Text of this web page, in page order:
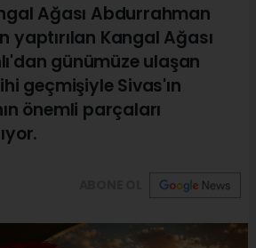
Ağası Abdurrahman
yaptırılan Kangal Ağası
günümüze ulaşan
geçmişiyle Sivas'ın
önemli parçaları